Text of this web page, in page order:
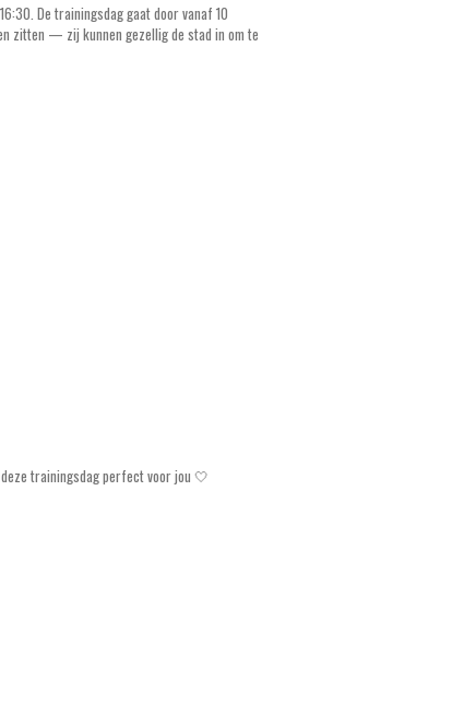
De trainingsdag gaat door vanaf 10
zitten — zij kunnen gezellig de stad in om te
trainingsdag perfect voor jou 🤍